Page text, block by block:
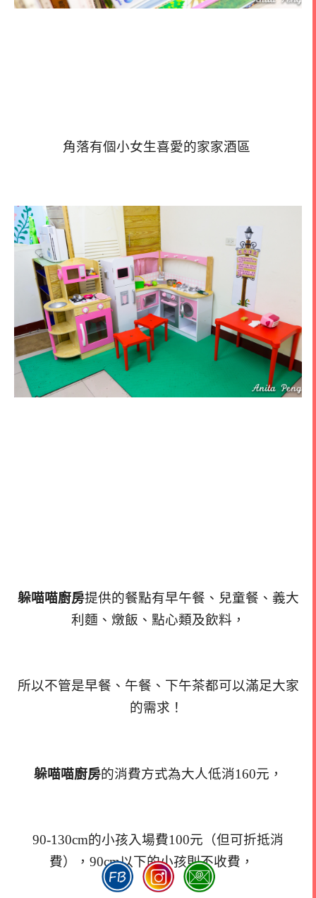
角落有個小女生喜愛的家家酒區
躲喵喵廚房提供的餐點有早午餐、兒童餐、義大
利麵、燉飯、點心類及飲料，
所以不管是早餐、午餐、下午茶都可以滿足大家
的需求！
躲喵喵廚房的消費方式為大人低消160元，
90-130cm的小孩入場費100元（但可折抵消
費）， 90cm以下的小孩則不收費，